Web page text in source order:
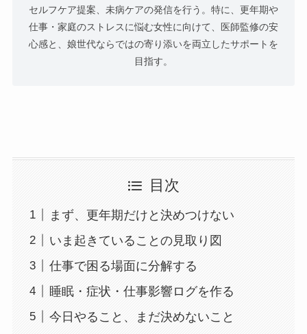
セルフケア提案、未病ケアの発信を行う。特に、更年期や
仕事・家庭のストレスに悩む女性に向けて、医師監修の安
心感と、娘世代ならではの寄り添いを両立したサポートを
目指す。
目次
まず、更年期だけと決めつけない
いま起きていることの見取り図
仕事で困る場面に分解する
睡眠・症状・仕事影響ログを作る
今日やること、まだ決めないこと